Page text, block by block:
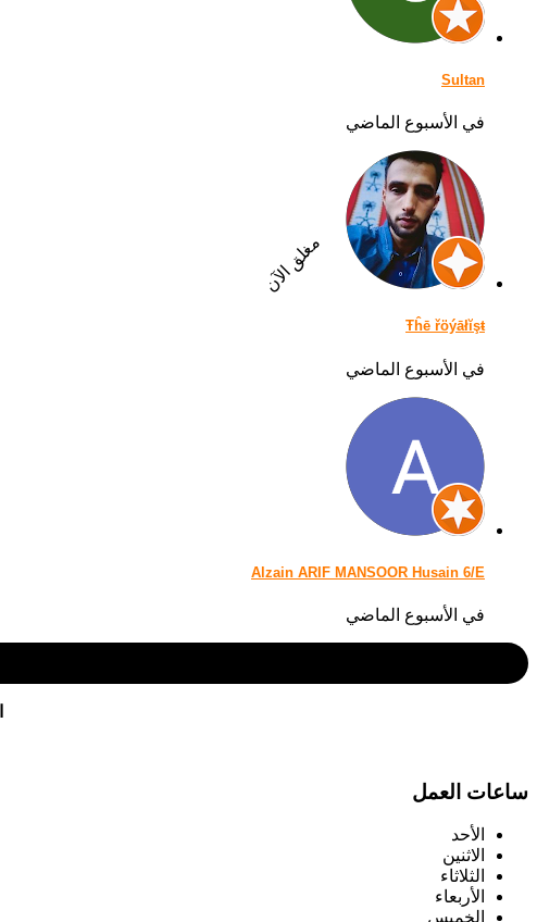
Sultan
في الأسبوع الماضي
Ŧĥē řöýāłĭşŧ
في الأسبوع الماضي
Alzain ARIF MANSOOR Husain 6/E
في الأسبوع الماضي
مغلق الآن
ساعات العمل
الأحد
الاثنين
الثلاثاء
الأربعاء
الخميس